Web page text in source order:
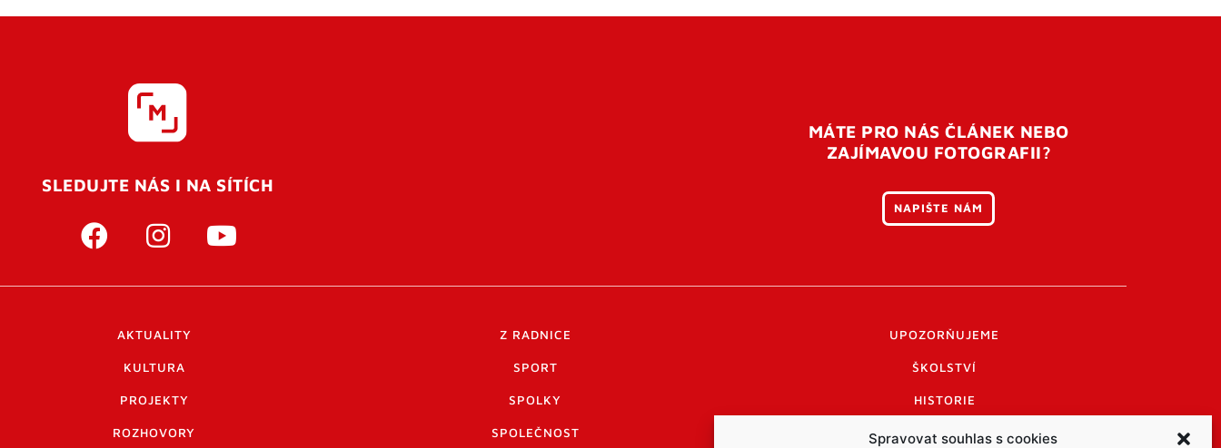
Spravovat souhlas s cookies
SLEDUJTE NÁS I NA SÍTÍCH
MÁTE PRO NÁS ČLÁNEK NEBO
ZAJÍMAVOU FOTOGRAFII?
NAPIŠTE NÁM
AKTUALITY Z RADNICE UPOZORŇUJEME
KULTURA SPORT ŠKOLSTVÍ
PROJEKTY SPOLKY HISTORIE
ROZHOVORY SPOLEČNOST PRAKTICKÉ INFORMACE